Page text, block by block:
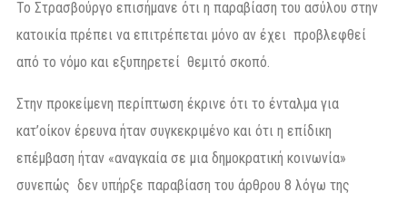
Το Στρασβούργο επισήμανε ότι η παραβίαση του ασύλου στην
κατοικία πρέπει να επιτρέπεται μόνο αν έχει προβλεφθεί
από το νόμο και εξυπηρετεί θεμιτό σκοπό.
Στην προκείμενη περίπτωση έκρινε ότι το ένταλμα για
κατ’οίκον έρευνα ήταν συγκεκριμένο και ότι η επίδικη
επέμβαση ήταν «αναγκαία σε μια δημοκρατική κοινωνία»
συνεπώς δεν υπήρξε παραβίαση του άρθρου 8 λόγω της